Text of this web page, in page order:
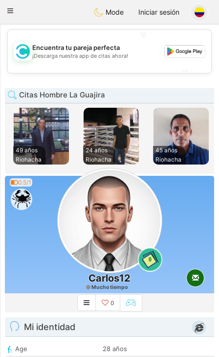
olombiaCitas
Toggle
Mode Iniciar sesión
💖
💕
Encuentra tu pareja perfecta
¡Descarga nuestra app de citas ahora!
Citas Hombre La Guajira
49 años
Riohacha
24 años
Riohacha
45 años
Riohacha
0.5/1
0
Carlos12
Mucho tiempo
0
Mi identidad
Age
28 años